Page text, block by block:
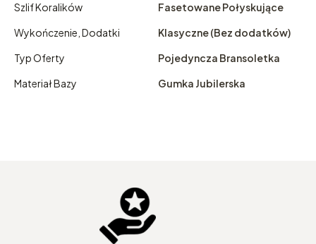
Szlif Koralików
Fasetowane Połyskujące
Wykończenie, Dodatki
Klasyczne (Bez dodatków)
Typ Oferty
Pojedyncza Bransoletka
Materiał Bazy
Gumka Jubilerska